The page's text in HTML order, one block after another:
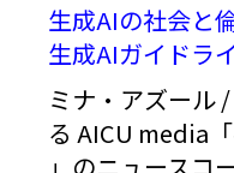
生成AIの社会と
生成AIガイドラ
ミナ・アズール
る AICU media
」のニュースコ